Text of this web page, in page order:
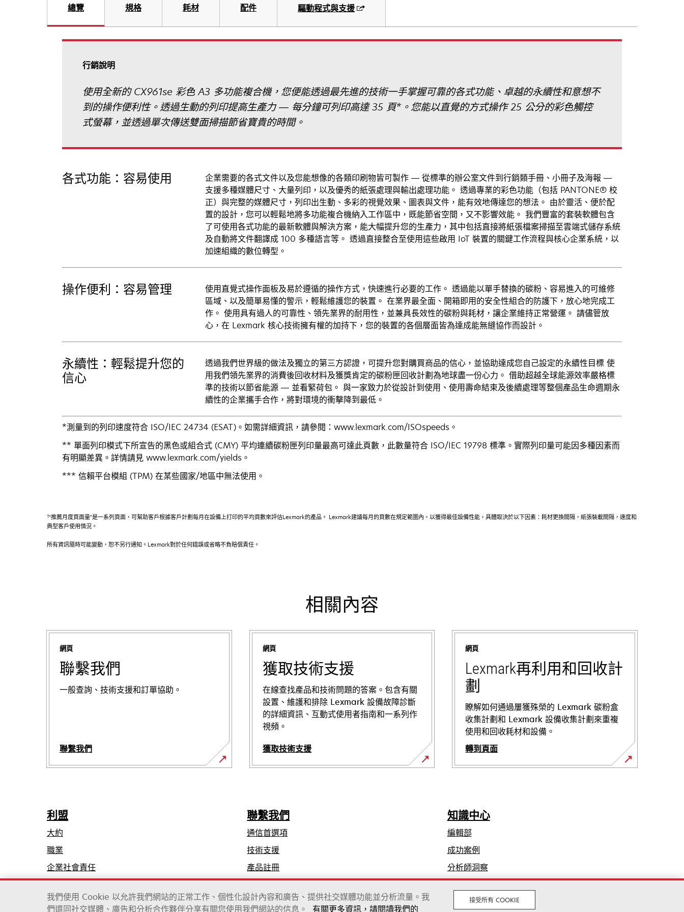
總覽 規格 耗材 配件 驅動程式與支援
行銷說明
使用全新的 CX961se 彩色 A3 多功能複合機，您便能透過最先進的技術一手掌握可靠的各式功能、卓越的永續性和意想不
到的操作便利性。透過生動的列印提高生產力 — 每分鐘可列印高達 35 頁*。您能以直覺的方式操作 25 公分的彩色觸控
式螢幕，並透過單次傳送雙面掃描節省寶貴的時間。
各式功能：容易使用
企業需要的各式文件以及您能想像的各類印刷物皆可製作 — 從標準的辦公室文件到行銷類手冊、小冊子及海報 —
支援多種媒體尺寸、大量列印，以及優秀的紙張處理與輸出處理功能。 透過專業的彩色功能（包括 PANTONE® 校
正）與完整的媒體尺寸，列印出生動、多彩的視覺效果、圖表與文件，能有效地傳達您的想法。 由於靈活、便於配
置的設計，您可以輕鬆地將多功能複合機納入工作區中，既能節省空間，又不影響效能。 我們豐富的套裝軟體包含
了可使用各式功能的最新軟體與解決方案，能大幅提升您的生產力，其中包括直接將紙張檔案掃描至雲端式儲存系統
及自動將文件翻譯成 100 多種語言等。 透過直接整合至使用這些啟用 IoT 裝置的關鍵工作流程與核心企業系統，以
加速組織的數位轉型。
操作便利：容易管理
使用直覺式操作面板及易於遵循的操作方式，快速進行必要的工作。 透過能以單手替換的碳粉、容易進入的可維修
區域、以及簡單易懂的警示，輕鬆維護您的裝置。 在業界最全面、開箱即用的安全性組合的防護下，放心地完成工
作。 使用具有過人的可靠性、領先業界的耐用性，並兼具長效性的碳粉與耗材，讓企業維持正常營運。 請儘管放
心，在 Lexmark 核心技術擁有權的加持下，您的裝置的各個層面皆為達成能無縫協作而設計。
永續性：輕鬆提升您的
信心
透過我們世界級的做法及獨立的第三方認證，可提升您對購買商品的信心，並協助達成您自己設定的永續性目標 使
用我們領先業界的消費後回收材料及獲獎肯定的碳粉匣回收計劃為地球盡一份心力。 借助超越全球能源效率嚴格標
準的技術以節省能源 — 並看緊荷包。 與一家致力於從設計到使用、使用壽命結束及後續處理等整個產品生命週期永
續性的企業攜手合作，將對環境的衝擊降到最低。
*測量到的列印速度符合 ISO/IEC 24734 (ESAT)。如需詳細資訊，請參閱：www.lexmark.com/ISOspeeds。
** 單面列印模式下所宣告的黑色或組合式 (CMY) 平均連續碳粉匣列印量最高可達此頁數，此數量符合 ISO/IEC 19798 標準。實際列印量可能因多種因素而
有明顯差異。詳情請見 www.lexmark.com/yields。
*** 信賴平台模組 (TPM) 在某些國家/地區中無法使用。
†“推薦月度頁面量”是一系列頁面，可幫助客戶根據客戶計劃每月在設備上打印的平均頁數來評估Lexmark的產品。 Lexmark建議每月的頁數在規定範圍內，以獲得最佳設備性能，具體取決於以下因素：耗材更換間隔，紙張裝載間隔，速度和
典型客戶使用情況。
所有資訊隨時可能變動，恕不另行通知。Lexmark對於任何錯誤或省略不負賠償責任。
相關內容
網頁
聯繫我們
一般查詢、技術支援和訂單協助。
聯繫我們
網頁
獲取技術支援
在線查找產品和技術問題的答案。包含有關
設置、維護和排除 Lexmark 設備故障診斷
的詳細資訊、互動式使用者指南和一系列作
視頻。
獲取技術支援
在
籤
中
開
啟
網頁
Lexmark再利用和回收計
劃
瞭解如何通過屢獲殊榮的 Lexmark 碳粉盒
收集計劃和 Lexmark 設備收集計劃來重複
使用和回收耗材和設備。
轉到頁面
利盟
大約
職業
企業社會責任在
新
標
籤
聯繫我們
通信首選項
技術支援在
標
中
產品註冊
知識中心
編輯部
成功案例
分析師洞察
我們使用 Cookie 以允許我們網站的正常工作、個性化設計內容和廣告、提供社交媒體功能並分析流量。我
們還同社交媒體、廣告和分析合作夥伴分享有關您使用我們網站的信息。
有關更多資訊，請閱讀我們的
接受所有 COOKIE